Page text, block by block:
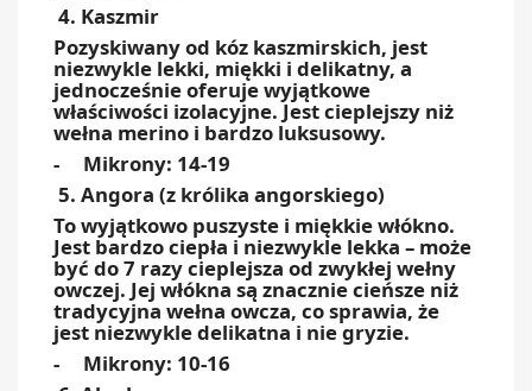
4. Kaszmir
Pozyskiwany od kóz kaszmirskich, jest
niezwykle lekki, miękki i delikatny, a
jednocześnie oferuje wyjątkowe
właściwości izolacyjne. Jest cieplejszy niż
wełna merino i bardzo luksusowy.
- Mikrony: 14-19
5. Angora (z królika angorskiego)
To wyjątkowo puszyste i miękkie włókno.
Jest bardzo ciepła i niezwykle lekka – może
być do 7 razy cieplejsza od zwykłej wełny
owczej. Jej włókna są znacznie cieńsze niż
tradycyjna wełna owcza, co sprawia, że
jest niezwykle delikatna i nie gryzie.
- Mikrony: 10-16